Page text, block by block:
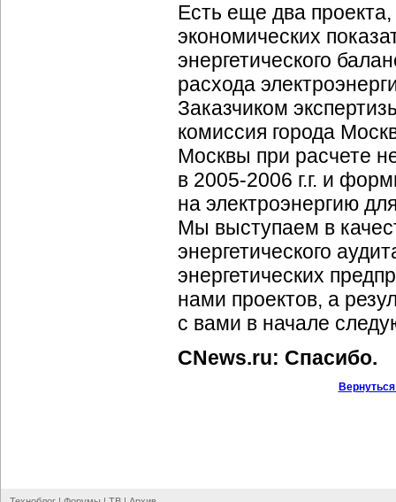
Есть еще два
экономических
энергетического
расхода
Заказчиком
комиссия города
Москвы при расчете
в 2005-2006 г.г. и
на электроэнергию
Мы выступаем в
энергетического
энергетических
нами проектов, а
с вами в начале
CNews.ru: Спасибо.